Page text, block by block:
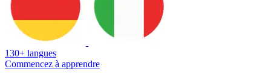
130+ langues
Commencez à apprendre